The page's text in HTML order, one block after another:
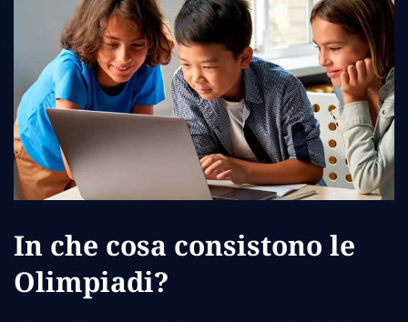
In che cosa consistono le
Olimpiadi?